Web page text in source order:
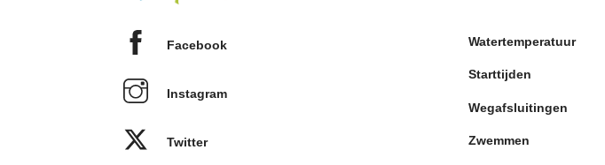
Facebook
Instagram
Twitter
Watertemperatuur
Starttijden
Wegafsluitingen
Zwemmen